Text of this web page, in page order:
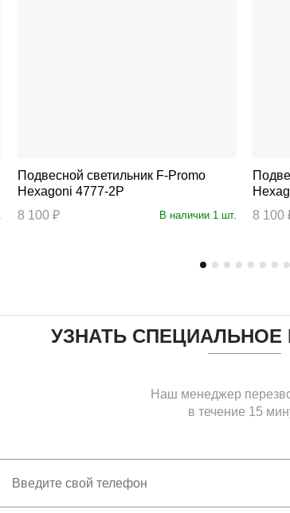
Подвесной светильник F-Promo
Hexagoni 4777-2P
8 100 ₽
В наличии 1 шт.
8 100
УЗНАТЬ
Наш менеджер
в течение 15